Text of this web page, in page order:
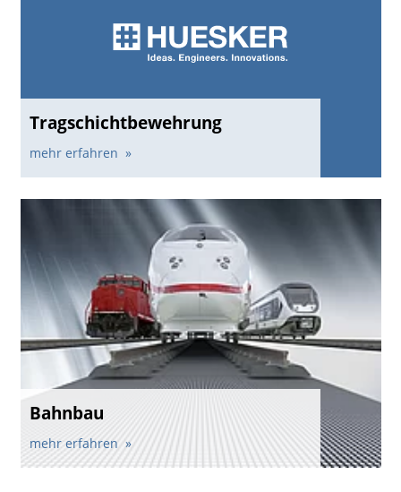
Tragschichtbewehrung
mehr erfahren
Bahnbau
mehr erfahren